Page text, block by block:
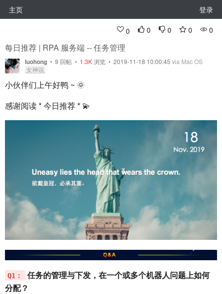
主页 登录
0 0 0 0 0
每日推荐 | RPA 服务端 -- 任务管理
luohong • 9 回帖 • 1.3K浏览 • 2019-11-18 10:00:45 via Mac OS
女神说
小伙伴们上午好鸭 ~ 🌞
感谢阅读 * 今日推荐 * 💫
Q1：
任务的管理与下发，在一个或多个机器人问题上如何
分配？